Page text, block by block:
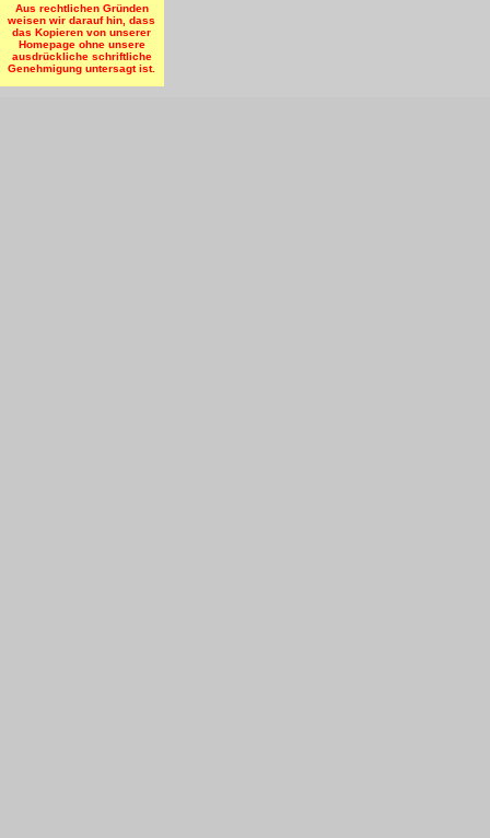
Aus rechtlichen Gründen
weisen wir darauf hin, dass
das Kopieren von unserer
Homepage ohne unsere
ausdrückliche schriftliche
Genehmigung untersagt ist.